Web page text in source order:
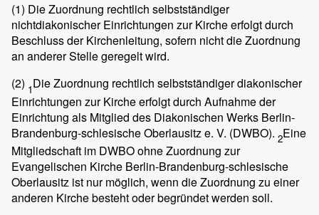
(1) Die Zuordnung rechtlich selbstständiger
nichtdiakonischer Einrichtungen zur Kirche erfolgt durch
Beschluss der Kirchenleitung, sofern nicht die Zuordnung
an anderer Stelle geregelt wird.
(2) 1Die Zuordnung rechtlich selbstständiger diakonischer
Einrichtungen zur Kirche erfolgt durch Aufnahme der
Einrichtung als Mitglied des Diakonischen Werks Berlin-
Brandenburg-schlesische Oberlausitz e. V. (DWBO). 2Eine
Mitgliedschaft im DWBO ohne Zuordnung zur
Evangelischen Kirche Berlin-Brandenburg-schlesische
Oberlausitz ist nur möglich, wenn die Zuordnung zu einer
anderen Kirche besteht oder begründet werden soll.